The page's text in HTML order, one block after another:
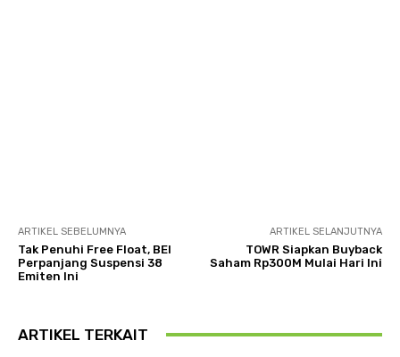
ARTIKEL SEBELUMNYA
Tak Penuhi Free Float, BEI
Perpanjang Suspensi 38
Emiten Ini
ARTIKEL SELANJUTNYA
TOWR Siapkan Buyback
Saham Rp300M Mulai Hari Ini
ARTIKEL TERKAIT